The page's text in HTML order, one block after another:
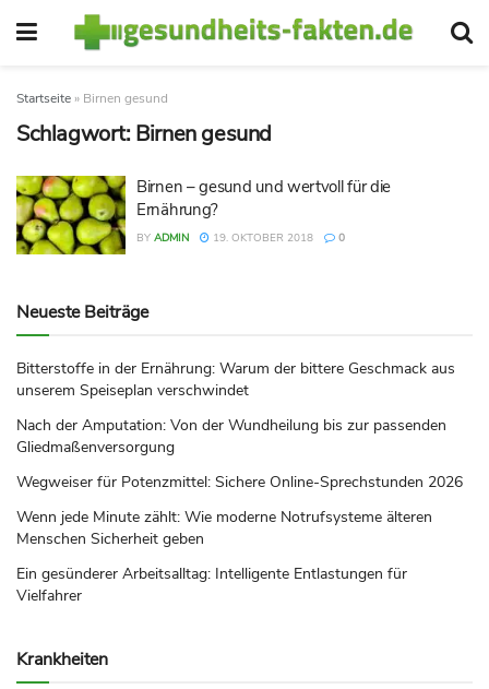
Startseite » Birnen gesund
Schlagwort:Birnen gesund
Birnen – gesund und wertvoll für die
Ernährung?
BY ADMIN 19. OKTOBER 2018 0
Neueste Beiträge
Bitterstoffe in der Ernährung: Warum der bittere Geschmack aus
unserem Speiseplan verschwindet
Nach der Amputation: Von der Wundheilung bis zur passenden
Gliedmaßenversorgung
Wegweiser für Potenzmittel: Sichere Online-Sprechstunden 2026
Wenn jede Minute zählt: Wie moderne Notrufsysteme älteren
Menschen Sicherheit geben
Ein gesünderer Arbeitsalltag: Intelligente Entlastungen für
Vielfahrer
Krankheiten